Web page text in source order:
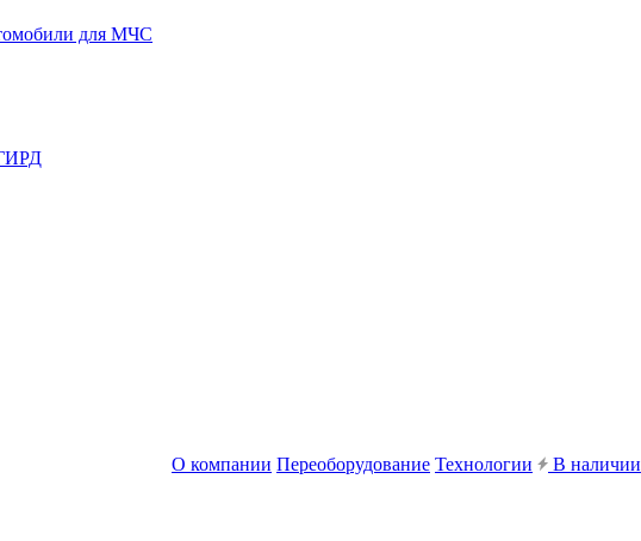
для МЧС
О компании Переоборудование Технологии В наличии